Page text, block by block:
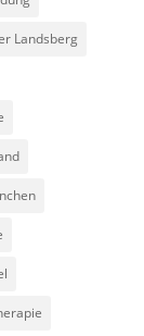
Landsberg